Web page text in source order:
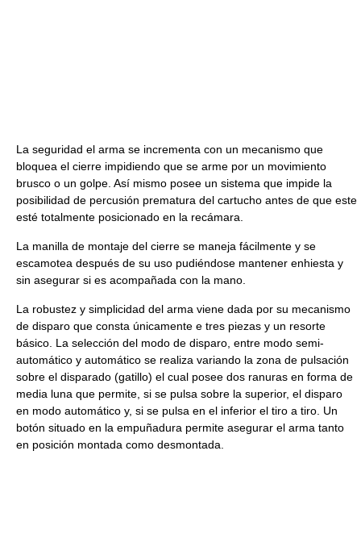
La seguridad el arma se incrementa con un mecanismo que
bloquea el cierre impidiendo que se arme por un movimiento
brusco o un golpe. Así mismo posee un sistema que impide la
posibilidad de percusión prematura del cartucho antes de que este
esté totalmente posicionado en la recámara.
La manilla de montaje del cierre se maneja fácilmente y se
escamotea después de su uso pudiéndose mantener enhiesta y
sin asegurar si es acompañada con la mano.
La robustez y simplicidad del arma viene dada por su mecanismo
de disparo que consta únicamente e tres piezas y un resorte
básico. La selección del modo de disparo, entre modo semi-
automático y automático se realiza variando la zona de pulsación
sobre el disparado (gatillo) el cual posee dos ranuras en forma de
media luna que permite, si se pulsa sobre la superior, el disparo
en modo automático y, si se pulsa en el inferior el tiro a tiro. Un
botón situado en la empuñadura permite asegurar el arma tanto
en posición montada como desmontada.